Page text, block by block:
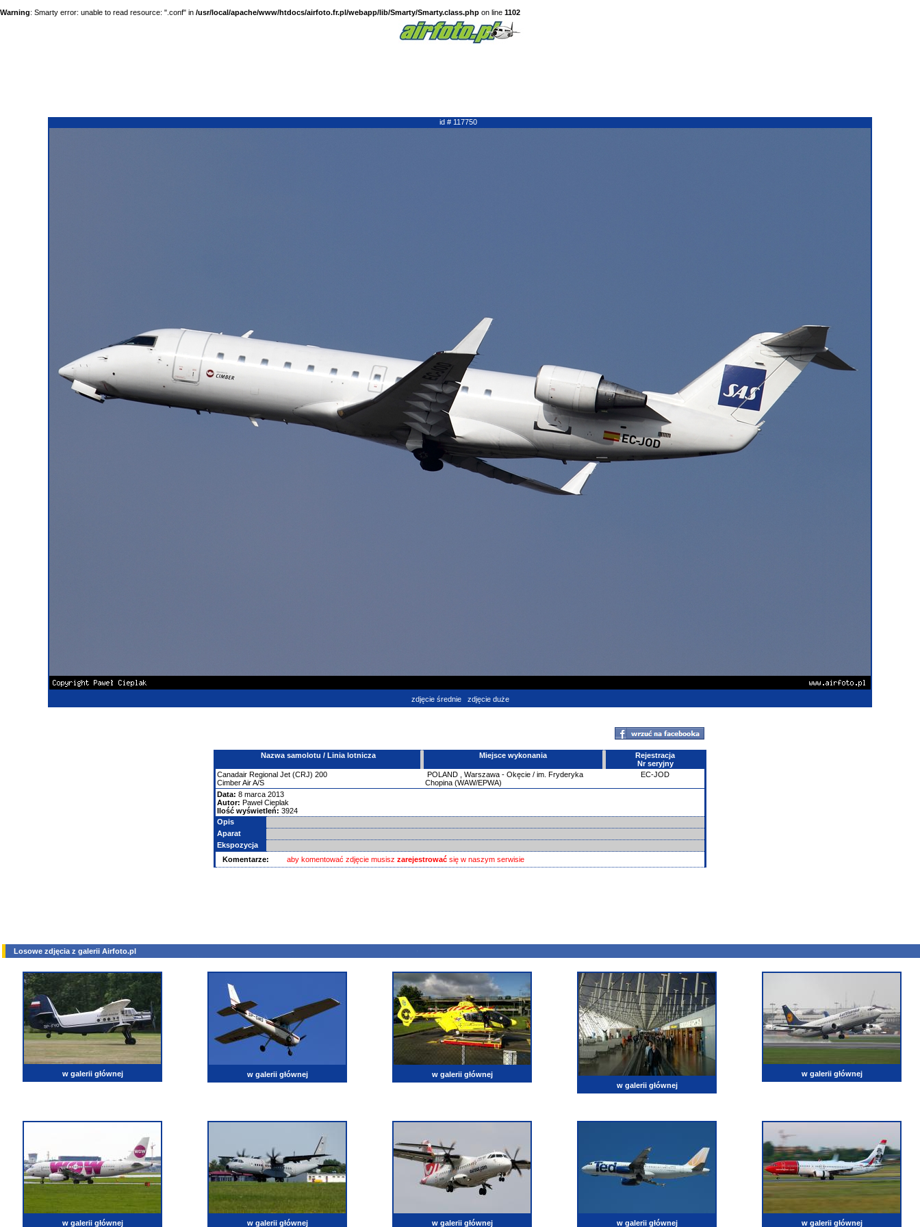
Warning: Smarty error: unable to read resource: ".conf" in /usr/local/apache/www/htdocs/airfoto.fr.pl/webapp/lib/Smarty/Smarty.class.php on line 1102
id # 117750
zdjęcie średnie zdjęcie duże
Nazwa samolotu / Linia lotnicza Miejsce wykonania
Rejestracja
Nr seryjny
Canadair Regional Jet (CRJ) 200
Cimber Air A/S
POLAND
Warszawa - Okęcie / im. Fryderyka
Chopina (WAW/EPWA)
EC-JOD
Data: 8 marca 2013
Autor: Paweł Cieplak
Ilość wyświetleń: 3924
Opis
Aparat
Ekspozycja
Komentarze:
aby komentować zdjęcie musisz zarejestrować się w naszym serwisie
Losowe zdjęcia z galerii Airfoto.pl
w galerii głównej w galerii głównej
w galerii głównej
w galerii głównej
w galerii głównej
w galerii głównej w galerii głównej w galerii głównej w galerii głównej w galerii głównej